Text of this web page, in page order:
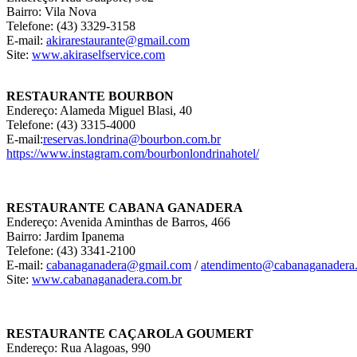
Bairro: Vila Nova
Telefone: (43) 3329-3158
E-mail: akirarestaurante@gmail.com
Site: www.akiraselfservice.com
RESTAURANTE BOURBON
Endereço: Alameda Miguel Blasi, 40
Telefone: (43) 3315-4000
E-mail:reservas.londrina@bourbon.com.br
https://www.instagram.com/bourbonlondrinahotel/
RESTAURANTE CABANA GANADERA
Endereço: Avenida Aminthas de Barros, 466
Bairro: Jardim Ipanema
Telefone: (43) 3341-2100
E-mail: cabanaganadera@gmail.com /
Site: www.cabanaganadera.com.br
RESTAURANTE CAÇAROLA GOUMERT
Endereço: Rua Alagoas, 990